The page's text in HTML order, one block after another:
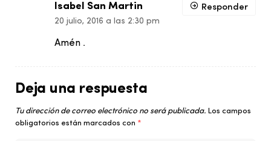
Isabel San Martin
20 julio, 2016 a las 2:30 pm
Amén .
Responder
Deja una respuesta
Tu dirección de correo electrónico no será publicada. Los campos
obligatorios están marcados con *